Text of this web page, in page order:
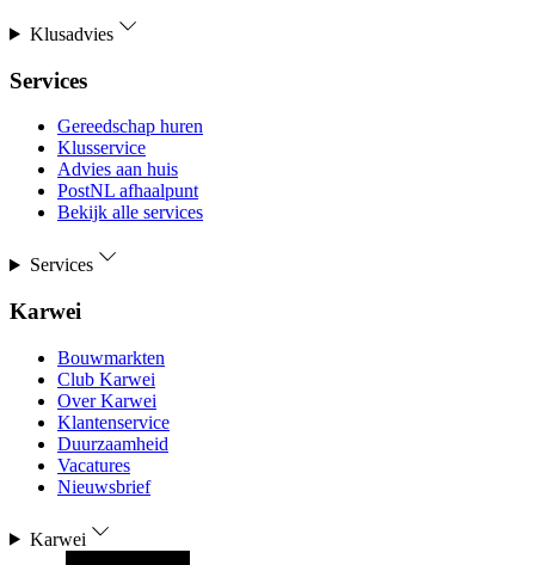
Klusadvies
Services
Gereedschap huren
Klusservice
Advies aan huis
PostNL afhaalpunt
Bekijk alle services
Services
Karwei
Bouwmarkten
Club Karwei
Over Karwei
Klantenservice
Duurzaamheid
Vacatures
Nieuwsbrief
Karwei